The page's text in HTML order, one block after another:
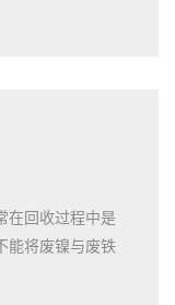
在回收过程中是
能将废镍与废铁